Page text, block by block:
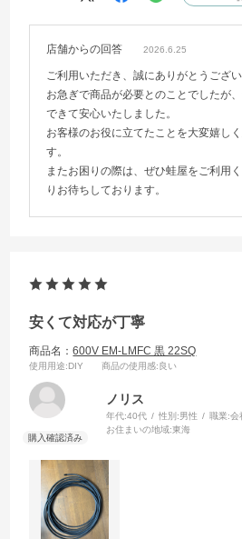
店舗からの回答 2026.6.25
ご利用いただき、誠にありがとうござい
お急ぎで商品が必要とのことでしたが
できて安心いたしました。
お客様のお役に立てたことを大変嬉し
す。
またお困りの際は、ぜひ蛙屋をご利用
りお待ちしております。
安くて対応が丁寧
商品名：600V EM-LMFC 黒 22SQ
使用用途:DIY 商品の使用感:良い
ノリス
年代:40代 性別:男性 職業:会
お住まいの地域:東海